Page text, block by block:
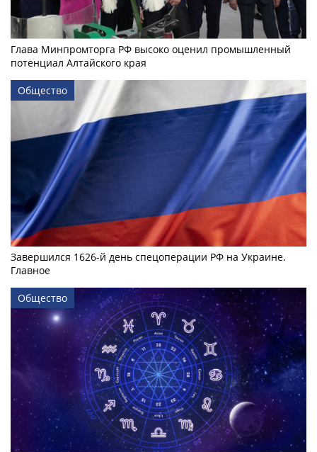
Глава Минпромторга РФ высоко оценил промышленный
потенциал Алтайского края
Общество
Завершился 1626-й день спецоперации РФ на Украине.
Главное
Общество